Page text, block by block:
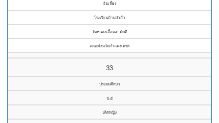
อินเลี้ยง
โรงเรียนบ้านป่าถั่ว
วัดหนองเอื้อมสามัคคี
คณะจังหวัดกำแพงเพชร
33
ประถมศึกษา
ป.๕
เด็กหญิง